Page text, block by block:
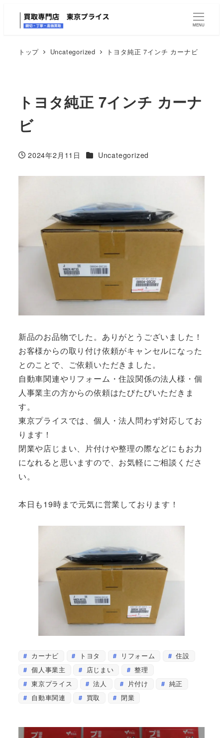
MENU
トップ Uncategorized トヨタ純正 7インチ カーナビ
トヨタ純正 7インチ カーナ
ビ
投稿日
2024年2月11日 カテゴリー
Uncategorized
新品のお品物でした。ありがとうございました！
お客様からの取り付け依頼がキャンセルになった
とのことで、ご依頼いただきました。
自動車関連やリフォーム・住設関係の法人様・個
人事業主の方からの依頼はたびたびいただきま
す。
東京プライスでは、個人・法人問わず対応してお
ります！
閉業や店じまい、片付けや整理の際などにもお力
になれると思いますので、お気軽にご相談くださ
い。
本日も19時まで元気に営業しております！
カーナビ トヨタ リフォーム
住設
個人事業主
店じまい
整理
東京プライス
法人 片付け
純正
自動車関連
買取 閉業